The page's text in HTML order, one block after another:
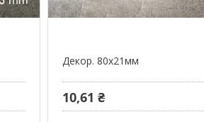
Декор. 80х21мм
10,61 ₴